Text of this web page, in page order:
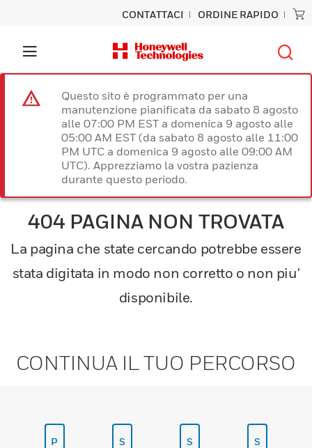
CONTATTACI ORDINE RAPIDO
Questo sito è programmato per una
manutenzione pianificata da sabato 8 agosto
alle 07:00 PM EST a domenica 9 agosto alle
05:00 AM EST (da sabato 8 agosto alle 11:00
PM UTC a domenica 9 agosto alle 09:00 AM
UTC). Apprezziamo la vostra pazienza
durante questo periodo.
404 PAGINA NON TROVATA
La pagina che state cercando potrebbe essere
stata digitata in modo non corretto o non piu'
disponibile.
CONTINUA IL TUO PERCORSO
P
S
S
S